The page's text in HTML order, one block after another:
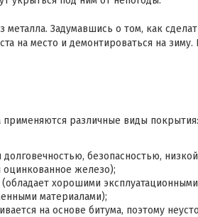
металла. Задумавшись о том, как
на место и демонтироваться на
применяются различные виды покрытия:
долговечностью, безопасностью,
железо);
хорошими
материалами);
на основе битума, поэтому